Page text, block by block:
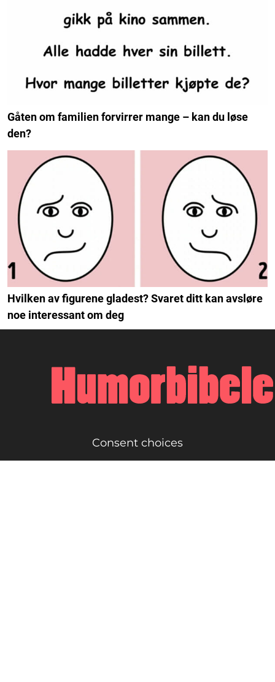
Gåten om familien forvirrer mange – kan du løse
den?
Hvilken av figurene gladest? Svaret ditt kan avsløre
noe interessant om deg
Consent choices